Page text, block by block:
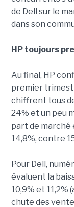
de Dell sur le
dans son
HP toujours
Au final, HP
premier
chiffrent tous
24% et un peu
part de marché
14,8%, contre
Pour Dell,
évaluent la
10,9% et 11,2%
chute des